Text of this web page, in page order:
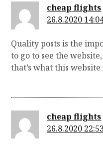
cheap flights
26.8.2020
Quality posts is the
to go to see the website,
that’s what this
cheap flights
26.8.2020 22:53